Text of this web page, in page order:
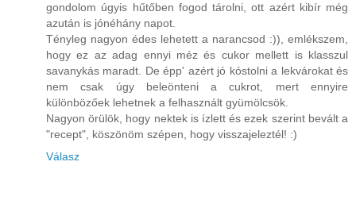
gondolom úgyis hűtőben fogod tárolni, ott azért kibír még
azután is jónéhány napot.
Tényleg nagyon édes lehetett a narancsod :)), emlékszem,
hogy ez az adag ennyi méz és cukor mellett is klasszul
savanykás maradt. De épp' azért jó kóstolni a lekvárokat és
nem csak úgy beleönteni a cukrot, mert ennyire
különbözőek lehetnek a felhasznált gyümölcsök.
Nagyon örülök, hogy nektek is ízlett és ezek szerint bevált a
"recept", köszönöm szépen, hogy visszajeleztél! :)
Válasz